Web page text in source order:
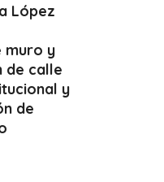
López
muro y
de calle
y
de